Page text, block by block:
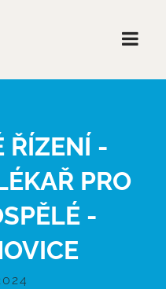
ŘÍZENÍ -
PRO
-